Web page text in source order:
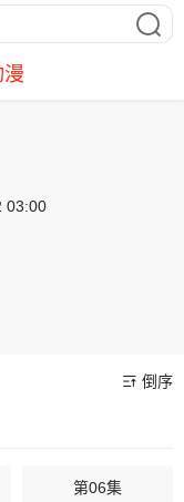
漫
03:00
倒序
第06集